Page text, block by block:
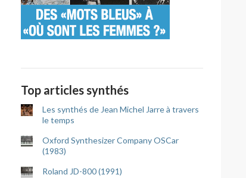
Top articles synthés
Les synthés de Jean Michel Jarre à travers
le temps
Oxford Synthesizer Company OSCar
(1983)
Roland JD-800 (1991)